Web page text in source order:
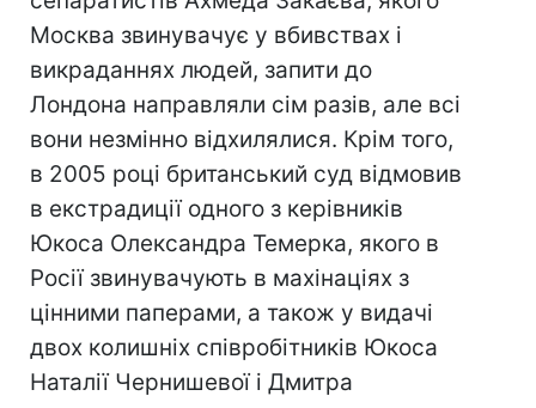
Москва звинувачує у вбивствах і
викраданнях людей, запити до
Лондона направляли сім разів, але всі
вони незмінно відхилялися. Крім того,
в 2005 році британський суд відмовив
в екстрадиції одного з керівників
Юкоса Олександра Темерка, якого в
Росії звинувачують в махінаціях з
цінними паперами, а також у видачі
двох колишніх співробітників Юкоса
Наталії Чернишевої і Дмитра